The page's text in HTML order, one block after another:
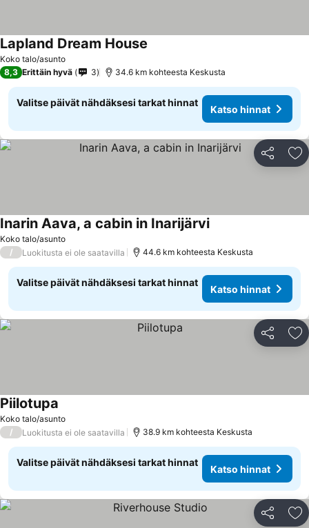
Koko talo/asunto
Lapland Dream House
8,3 Erittäin hyvä 3 34.6 km kohteesta Keskusta
Valitse päivät nähdäksesi tarkat hinnat
Katso hinnat
Jaa
Koko talo/asunto
Inarin Aava, a cabin in Inarijärvi
/ Luokitusta ei ole saatavilla 44.6 km kohteesta Keskusta
Valitse päivät nähdäksesi tarkat hinnat
Katso hinnat
Jaa
Koko talo/asunto
Piilotupa
/ Luokitusta ei ole saatavilla 38.9 km kohteesta Keskusta
Valitse päivät nähdäksesi tarkat hinnat
Katso hinnat
Jaa